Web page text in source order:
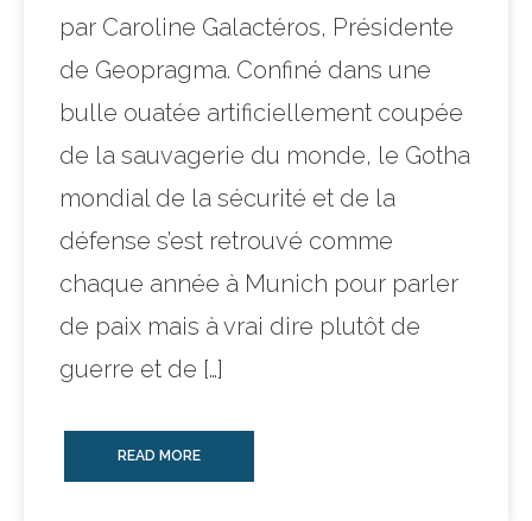
par Caroline Galactéros, Présidente
de Geopragma. Confiné dans une
bulle ouatée artificiellement coupée
de la sauvagerie du monde, le Gotha
mondial de la sécurité et de la
défense s’est retrouvé comme
chaque année à Munich pour parler
de paix mais à vrai dire plutôt de
guerre et de […]
READ MORE